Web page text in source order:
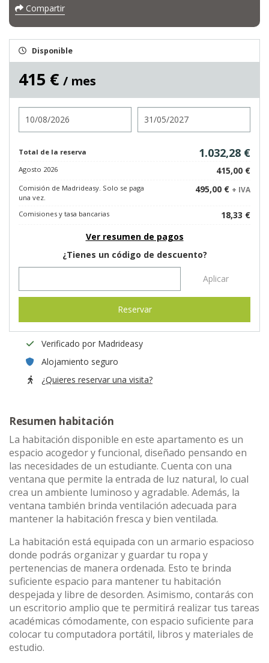
Compartir
Disponible
415 € / mes
Total de la reserva 1.032,28 €
Agosto 2026 415,00 €
Comisión de Madrideasy. Solo se paga
una vez.
495,00 € + IVA
Comisiones y tasa bancarias
18,33 €
Ver resumen de pagos
¿Tienes un código de descuento?
Aplicar
Reservar
Verificado por Madrideasy
Alojamiento seguro
¿Quieres reservar una visita?
Resumen habitación
La habitación disponible en este apartamento es un
espacio acogedor y funcional, diseñado pensando en
las necesidades de un estudiante. Cuenta con una
ventana que permite la entrada de luz natural, lo cual
crea un ambiente luminoso y agradable. Además, la
ventana también brinda ventilación adecuada para
mantener la habitación fresca y bien ventilada.
La habitación está equipada con un armario espacioso
donde podrás organizar y guardar tu ropa y
pertenencias de manera ordenada. Esto te brinda
suficiente espacio para mantener tu habitación
despejada y libre de desorden. Asimismo, contarás con
un escritorio amplio que te permitirá realizar tus tareas
académicas cómodamente, con espacio suficiente para
colocar tu computadora portátil, libros y materiales de
estudio.